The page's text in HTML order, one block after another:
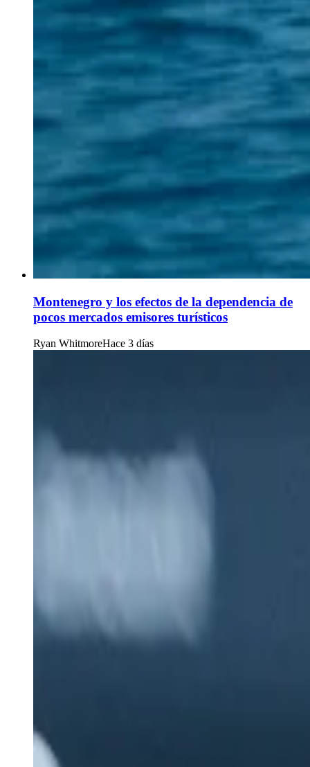
Montenegro y los efectos de la dependencia de
pocos mercados emisores turísticos
Ryan WhitmoreHace 3 días